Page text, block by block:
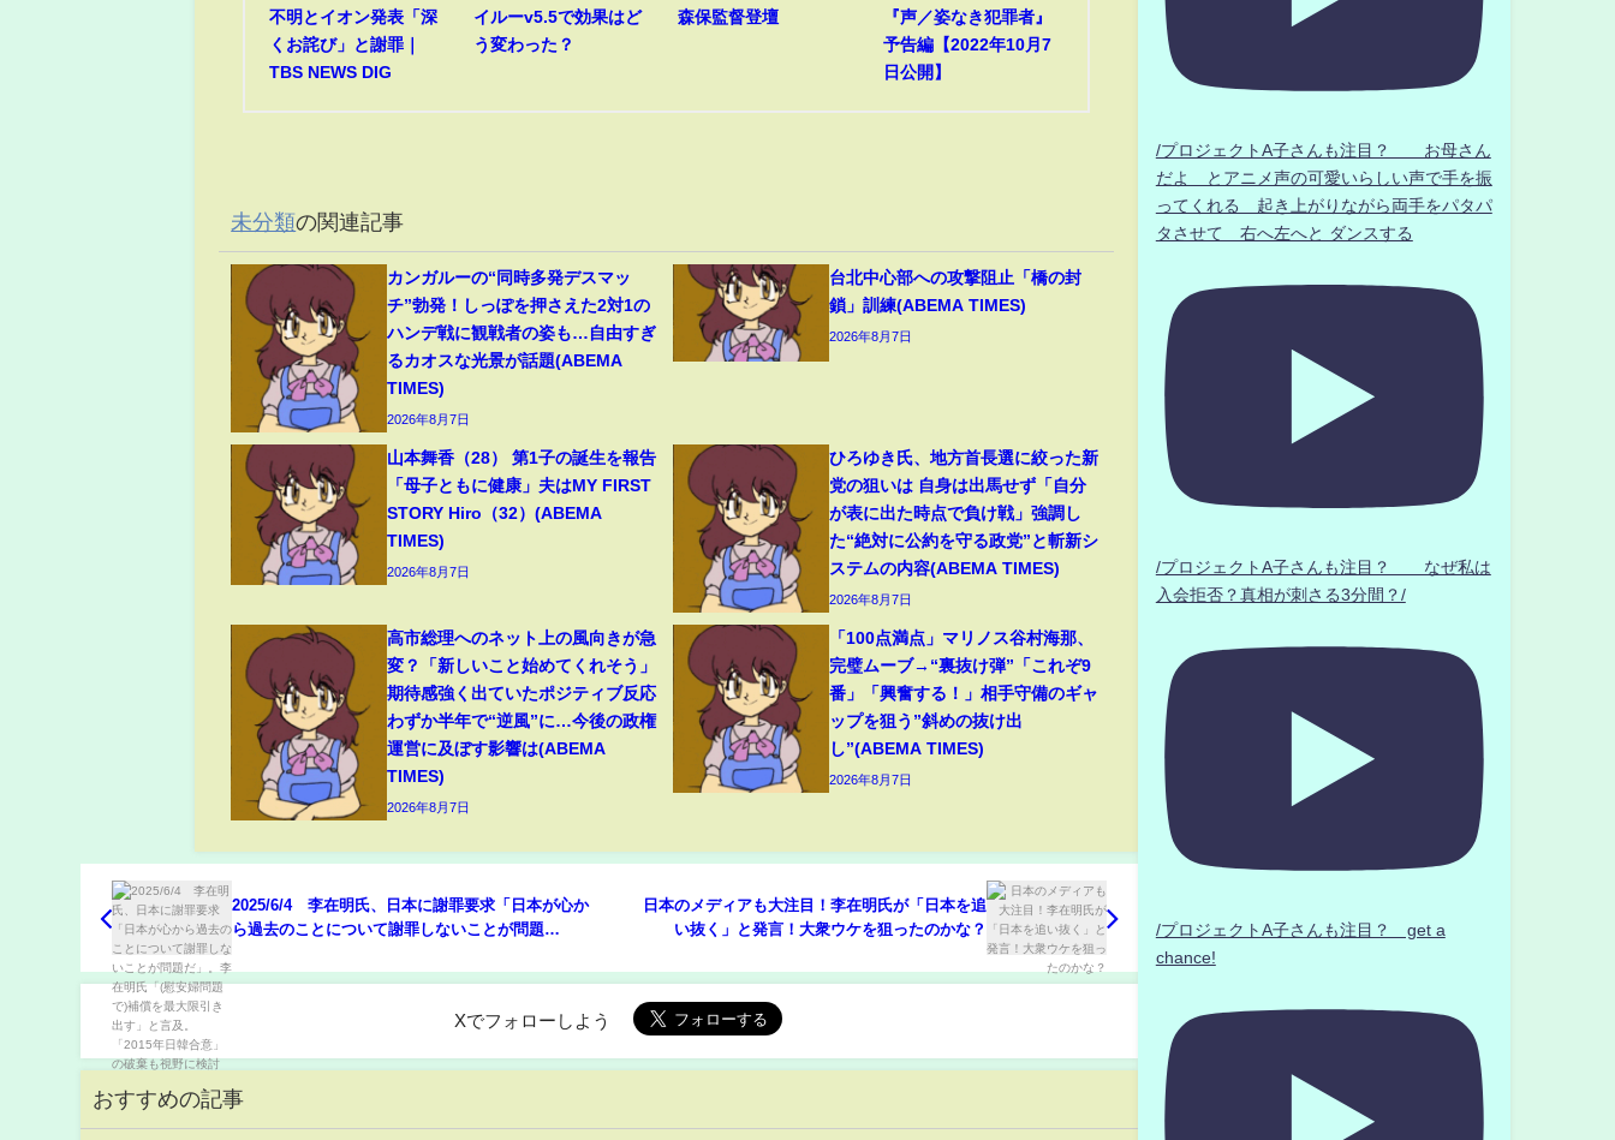
不明とイオン発表「深
くお詫び」と謝罪｜
TBS NEWS DIG
イルーv5.5で効果はど
う変わった？
森保監督登壇
『声／姿なき犯罪者』
予告編【2022年10月7
日公開】
未分類の関連記事
カンガルーの“同時多発デスマッ
チ”勃発！しっぽを押さえた2対1の
ハンデ戦に観戦者の姿も…自由すぎ
るカオスな光景が話題(ABEMA
TIMES)
2026年8月7日
台北中心部への攻撃阻止「橋の封
鎖」訓練(ABEMA TIMES)
2026年8月7日
山本舞香（28） 第1子の誕生を報告
「母子ともに健康」夫はMY FIRST
STORY Hiro（32）(ABEMA
TIMES)
2026年8月7日
ひろゆき氏、地方首長選に絞った新
党の狙いは 自身は出馬せず「自分
が表に出た時点で負け戦」強調し
た“絶対に公約を守る政党”と斬新シ
ステムの内容(ABEMA TIMES)
2026年8月7日
高市総理へのネット上の風向きが急
変？「新しいこと始めてくれそう」
期待感強く出ていたポジティブ反応
わずか半年で“逆風”に…今後の政権
運営に及ぼす影響は(ABEMA
TIMES)
2026年8月7日
「100点満点」マリノス谷村海那、
完璧ムーブ→“裏抜け弾”「これぞ9
番」「興奮する！」相手守備のギャ
ップを狙う”斜めの抜け出
し”(ABEMA TIMES)
2026年8月7日
2025/6/4 李在明氏、日本に謝罪要求「日本が心か
ら過去のことについて謝罪しないことが問題
日本のメディアも大注目！李在明氏が「日本を追
い抜く」と発言！大衆ウケを狙ったのかな？
Xでフォローしよう
おすすめの記事
/プロジェクトA子さんも注目？ お母さん
だよ とアニメ声の可愛いらしい声で手を振
ってくれる 起き上がりながら両手をパタパ
タさせて 右へ左へと ダンスする
/プロジェクトA子さんも注目？ なぜ私は
入会拒否？真相が刺さる3分間？/
/プロジェクトA子さんも注目？ get a
chance!